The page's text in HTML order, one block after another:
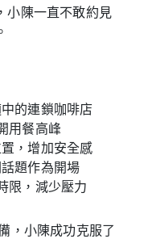
小陳一直不敢約見
的連鎖咖啡店
用餐高峰
，增加安全感
題作為開場
限，減少壓力
，小陳成功克服了